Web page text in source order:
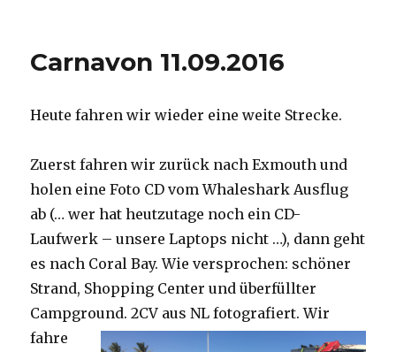
Carnavon 11.09.2016
Heute fahren wir wieder eine weite Strecke.
Zuerst fahren wir zurück nach Exmouth und
holen eine Foto CD vom Whaleshark Ausflug
ab (… wer hat heutzutage noch ein CD-
Laufwerk – unsere Laptops nicht …), dann geht
es nach Coral Bay. Wie versprochen: schöner
Strand, Shopping Center und überfüllter
Campground.2CV aus NL fotografiert. Wir
fahre